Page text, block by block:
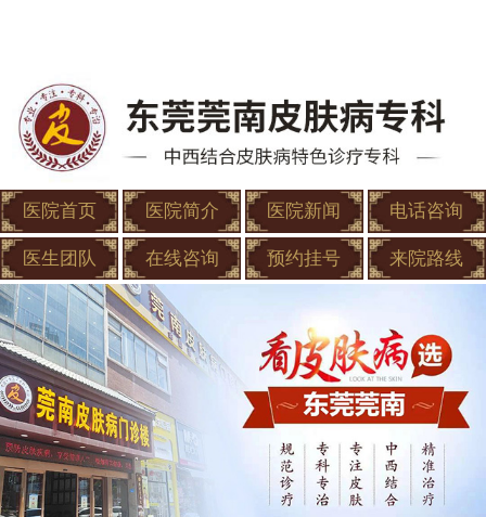
医院首页 医院简介 医院新闻 电话咨询
医生团队 在线咨询 预约挂号 来院路线